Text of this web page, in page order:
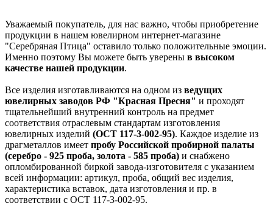
Уважаемый покупатель, для нас важно, чтобы приобретение
продукции в нашем ювелирном интернет-магазине
"Серебряная Птица" оставило только положительные эмоции.
Именно поэтому Вы можете быть уверены в высоком
качестве нашей продукции.
Все изделия изготавливаются на одном из ведущих
ювелирных заводов РФ "Красная Пресня" и проходят
тщательнейший внутренний контроль на предмет
соответствия отраслевым стандартам изготовления
ювелирных изделий (ОСТ 117-3-002-95). Каждое изделие из
драгметаллов имеет пробу Российской пробирной палаты
(серебро - 925 проба, золота - 585 проба) и снабжено
опломбированной биркой завода-изготовителя с указанием
всей информации: артикул, проба, общий вес изделия,
характеристика вставок, дата изготовления и пр. в
соответствии с ОСТ 117-3-002-95.